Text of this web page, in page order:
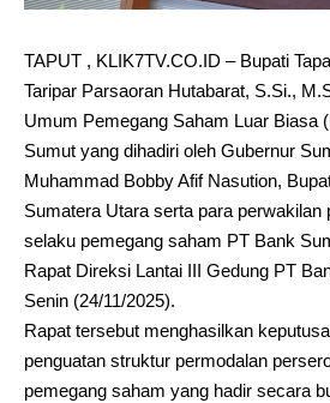
TAPUT , KLIK7TV.CO.ID – Bupati
Taripar Parsaoran Hutabarat, S.Si.,
Umum Pemegang Saham Luar Biasa
Sumut yang dihadiri oleh Gubernur
Muhammad Bobby Afif Nasution,
Sumatera Utara serta para perwakilan
selaku pemegang saham PT Bank
Rapat Direksi Lantai III Gedung PT
Senin (24/11/2025).
Rapat tersebut menghasilkan
penguatan struktur permodalan
pemegang saham yang hadir secara